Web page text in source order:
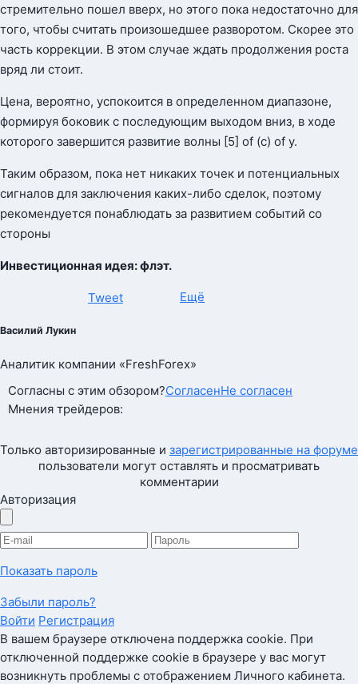
стремительно пошел вверх, но этого пока недостаточно для
того, чтобы считать произошедшее разворотом. Скорее это
часть коррекции. В этом случае ждать продолжения роста
вряд ли стоит.
Цена, вероятно, успокоится в определенном диапазоне,
формируя боковик с последующим выходом вниз, в ходе
которого завершится развитие волны [5] of (c) of y.
Таким образом, пока нет никаких точек и потенциальных
сигналов для заключения каких-либо сделок, поэтому
рекомендуется понаблюдать за развитием событий со
стороны
Инвестиционная идея: флэт.
Tweet Ещё
Василий Лукин
Аналитик компании «FreshForex»
Согласны с этим обзором?СогласенНе согласен
Мнения трейдеров:
Только авторизированные и зарегистрированные на форуме
пользователи могут оставлять и просматривать
комментарии
Авторизация
Показать пароль
Забыли пароль?
Войти Регистрация
В вашем браузере отключена поддержка cookie. При
отключенной поддержке cookie в браузере у вас могут
возникнуть проблемы с отображением Личного кабинета.